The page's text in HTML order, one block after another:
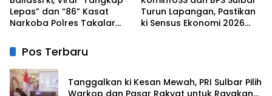
Lepas” dan “86” Kasat
Narkoba Polres Takalar
Turun Lapangan, Pastikan
ki Sensus Ekonomi 2026
Pos Terbaru
Tanggalkan ki Kesan Mewah, PRI Sulbar Pilih